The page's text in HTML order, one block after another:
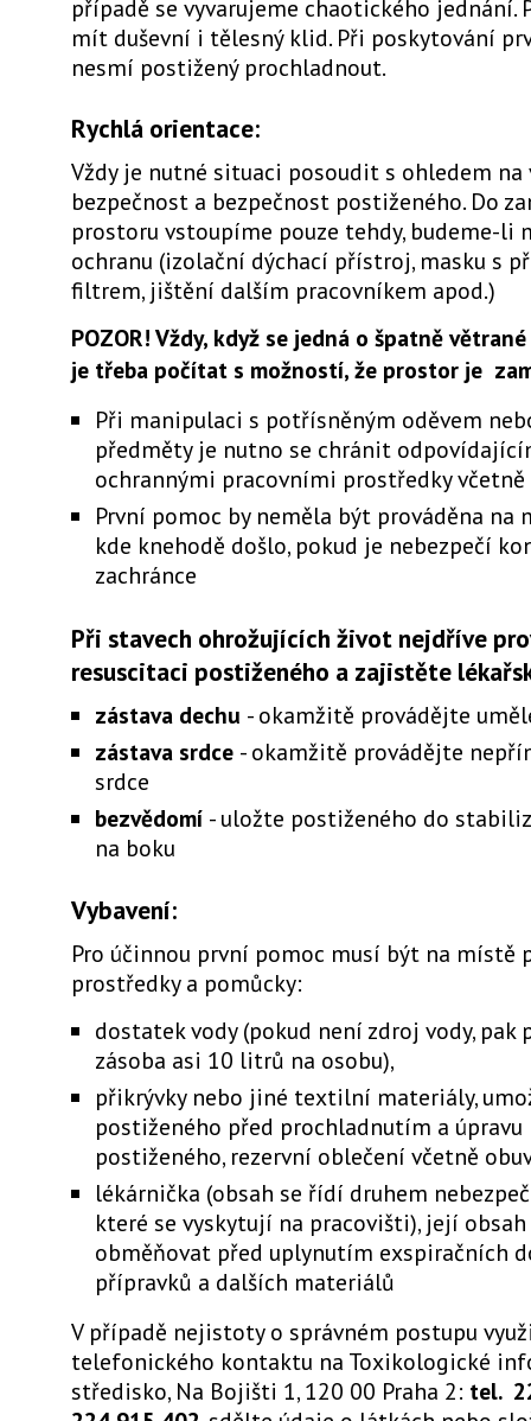
případě se vyvarujeme chaotického jednání.
mít duševní i tělesný klid. Při poskytování
nesmí postižený prochladnout.
Rychlá orientace:
Vždy je nutné situaci posoudit s ohledem
bezpečnost a bezpečnost postiženého. Do
prostoru vstoupíme pouze tehdy, budeme-
ochranu (izolační dýchací přístroj, masku s
filtrem, jištění dalším pracovníkem apod.)
POZOR! Vždy, když se jedná o špatně
je třeba počítat s možností, že prostor je
Při manipulaci s potřísněným oděvem
předměty je nutno se chránit
ochrannými pracovními prostředky včetně
První pomoc by neměla být prováděna na
kde knehodě došlo, pokud je nebezpečí
zachránce
Při stavech ohrožujících život nejdříve
resuscitaci postiženého a zajistěte
zástava dechu - okamžitě provádějte
zástava srdce - okamžitě provádějte
srdce
bezvědomí - uložte postiženého do
na boku
Vybavení:
Pro účinnou první pomoc musí být na místě
prostředky a pomůcky:
dostatek vody (pokud není zdroj vody,
zásoba asi 10 litrů na osobu),
přikrývky nebo jiné textilní materiály,
postiženého před prochladnutím a úpravu
postiženého, rezervní oblečení včetně
lékárnička (obsah se řídí druhem
které se vyskytují na pracovišti), její
obměňovat před uplynutím exspiračních
přípravků a dalších materiálů
V případě nejistoty o správném postupu
telefonického kontaktu na Toxikologické
středisko, Na Bojišti 1, 120 00 Praha 2: tel.